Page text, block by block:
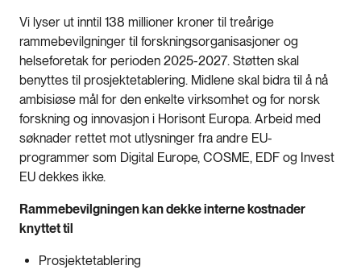
Vi lyser ut inntil 138 millioner kroner til treårige
rammebevilgninger til forskningsorganisasjoner og
helseforetak for perioden 2025-2027. Støtten skal
benyttes til prosjektetablering. Midlene skal bidra til å nå
ambisiøse mål for den enkelte virksomhet og for norsk
forskning og innovasjon i Horisont Europa. Arbeid med
søknader rettet mot utlysninger fra andre EU-
programmer som Digital Europe, COSME, EDF og Invest
EU dekkes ikke.
Rammebevilgningen kan dekke interne kostnader
knyttet til
Prosjektetablering